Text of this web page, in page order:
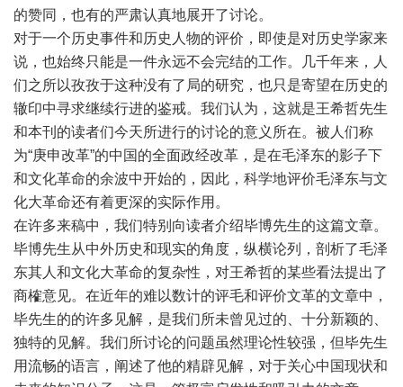
的赞同，也有的严肃认真地展开了讨论。
对于一个历史事件和历史人物的评价，即使是对历史学家来
说，也始终只能是一件永远不会完结的工作。几千年来，人
们之所以孜孜于这种没有了局的研究，也只是寄望在历史的
辙印中寻求继续行进的鉴戒。我们认为，这就是王希哲先生
和本刊的读者们今天所进行的讨论的意义所在。被人们称
为“庚申改革”的中国的全面政经改革，是在毛泽东的影子下
和文化革命的余波中开始的，因此，科学地评价毛泽东与文
化大革命还有着更深的实际作用。
在许多来稿中，我们特别向读者介绍毕博先生的这篇文章。
毕博先生从中外历史和现实的角度，纵横论列，剖析了毛泽
东其人和文化大革命的复杂性，对王希哲的某些看法提出了
商榷意见。在近年的难以数计的评毛和评价文革的文章中，
毕先生的的许多见解，是我们所未曾见过的、十分新颖的、
独特的见解。我们所讨论的问题虽然理论性较强，但毕先生
用流畅的语言，阐述了他的精辟见解，对于关心中国现状和